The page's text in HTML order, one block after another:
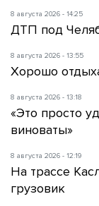
8 августа 2026 - 14:25
ДТП под
8 августа 2026 - 13:55
Хорошо
8 августа 2026 - 13:18
«Это просто
виноваты»
8 августа 2026 - 12:19
На трассе
грузовик